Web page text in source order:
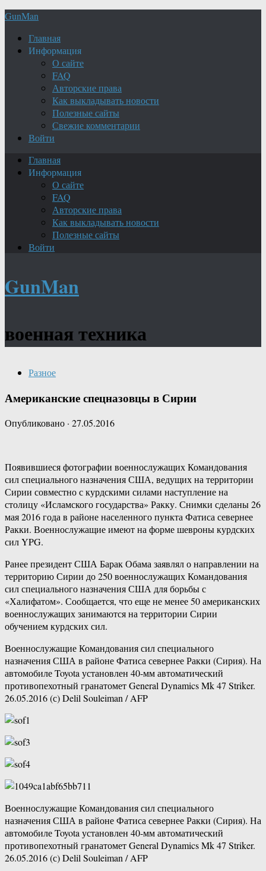
GunMan
Главная
Информация
О сайте
FAQ
Авторские права
Как выкладывать новости
Полезные сайты
Свежие комментарии
Войти
Главная
Информация
О сайте
FAQ
Авторские права
Как выкладывать новости
Полезные сайты
Войти
GunMan
военная техника
Разное
Американские спецназовцы в Сирии
Опубликовано · 27.05.2016
Появившиеся фотографии военнослужащих Командования
сил специального назначения США, ведущих на территории
Сирии совместно с курдскими силами наступление на
столицу «Исламского государства» Ракку. Снимки сделаны 26
мая 2016 года в районе населенного пункта Фатиса севернее
Ракки. Военнослужащие имеют на форме шевроны курдских
сил YPG.
Ранее президент США Барак Обама заявлял о направлении на
территорию Сирии до 250 военнослужащих Командования
сил специального назначения США для борьбы с
«Халифатом». Сообщается, что еще не менее 50 американских
военнослужащих занимаются на территории Сирии
обучением курдских сил.
Военнослужащие Командования сил специального
назначения США в районе Фатиса севернее Ракки (Сирия). На
автомобиле Toyota установлен 40-мм автоматический
противопехотный гранатомет General Dynamics Mk 47 Striker.
26.05.2016 (с) Delil Souleiman / AFP
Военнослужащие Командования сил специального
назначения США в районе Фатиса севернее Ракки (Сирия). На
автомобиле Toyota установлен 40-мм автоматический
противопехотный гранатомет General Dynamics Mk 47 Striker.
26.05.2016 (с) Delil Souleiman / AFP